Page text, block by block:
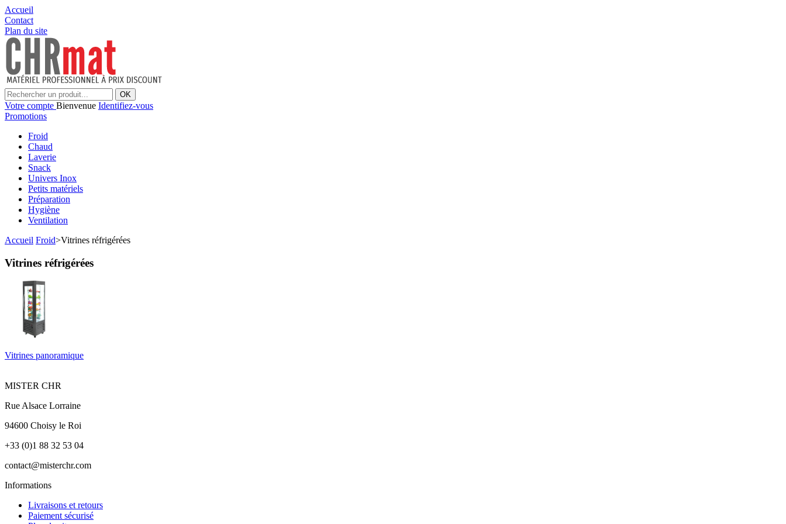
Accueil
Contact
Plan du site
OK
Votre compte Bienvenue Identifiez-vous
Promotions
Froid
Chaud
Laverie
Snack
Univers Inox
Petits matériels
Préparation
Hygiène
Ventilation
Accueil Froid>Vitrines réfrigérées
Vitrines réfrigérées
Vitrines panoramique
MISTER CHR
Rue Alsace Lorraine
94600 Choisy le Roi
+33 (0)1 88 32 53 04
contact@misterchr.com
Informations
Livraisons et retours
Paiement sécurisé